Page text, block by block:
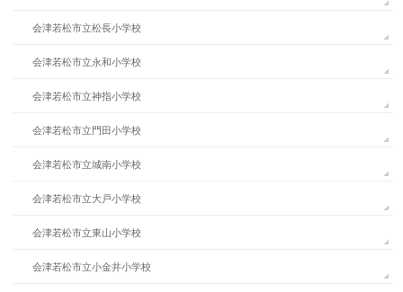
会津若松市立松長小学校
会津若松市立永和小学校
会津若松市立神指小学校
会津若松市立門田小学校
会津若松市立城南小学校
会津若松市立大戸小学校
会津若松市立東山小学校
会津若松市立小金井小学校